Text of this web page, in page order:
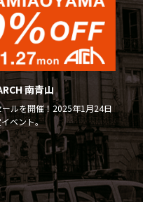
南青山
ルを開催！2025年1月24日
ベント。